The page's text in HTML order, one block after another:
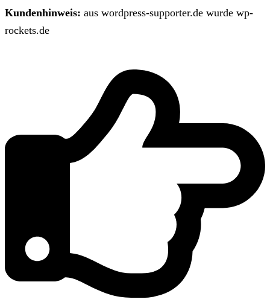
Kundenhinweis: aus wordpress-supporter.de wurde wp-
rockets.de